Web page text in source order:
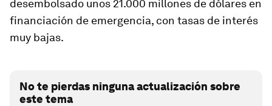
desembolsado unos 21.000 millones de dólares en
financiación de emergencia, con tasas de interés
muy bajas.
No te pierdas ninguna actualización sobre
este tema